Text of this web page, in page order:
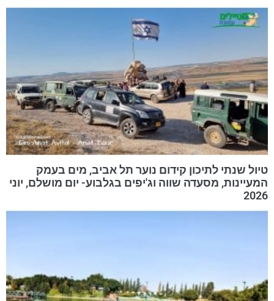
טיול שנתי לתיכון קידום נוער תל אביב, מים בעמק
המעיינות, מסעדה שווה וג'יפים בגלבוע- יום מושלם, יוני
2026